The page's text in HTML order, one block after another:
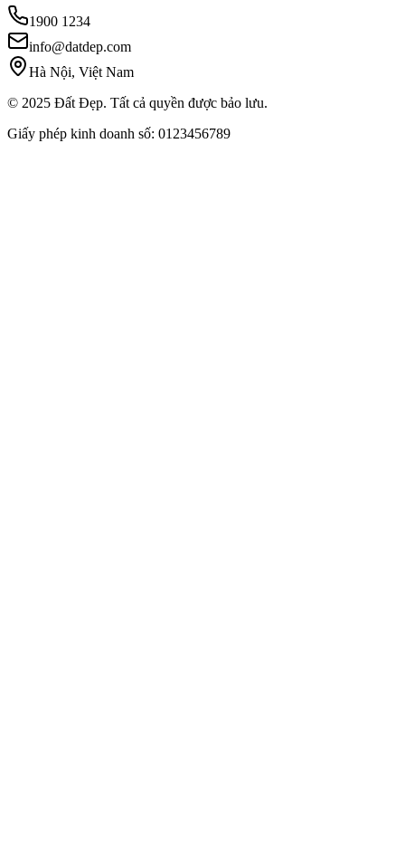
1900 1234
info@datdep.com
Hà Nội, Việt Nam
© 2025 Đất Đẹp. Tất cả quyền được bảo lưu.
Giấy phép kinh doanh số: 0123456789